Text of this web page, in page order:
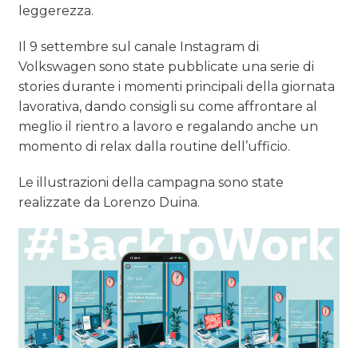
leggerezza.
Il 9 settembre sul canale Instagram di
Volkswagen sono state pubblicate una serie di
stories durante i momenti principali della giornata
lavorativa, dando consigli su come affrontare al
meglio il rientro a lavoro e regalando anche un
momento di relax dalla routine dell’ufficio.
Le illustrazioni della campagna sono state
realizzate da Lorenzo Duina.